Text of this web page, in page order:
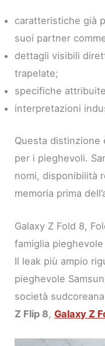
caratteristiche già
suoi partner
dettagli visibili
trapelate;
specifiche
interpretazioni
Questa distinzione
per i pieghevoli.
nomi, disponibilità
memoria prima
Galaxy Z Fold 8,
famiglia pieghevole
Il leak più ampio
pieghevole
società
Z Flip 8,Galaxy Z